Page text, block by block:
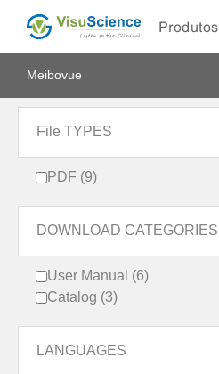
Produtos
Meibovue
File TYPES
PDF (9)
DOWNLOAD CATEGORIES
User Manual (6)
Catalog (3)
LANGUAGES